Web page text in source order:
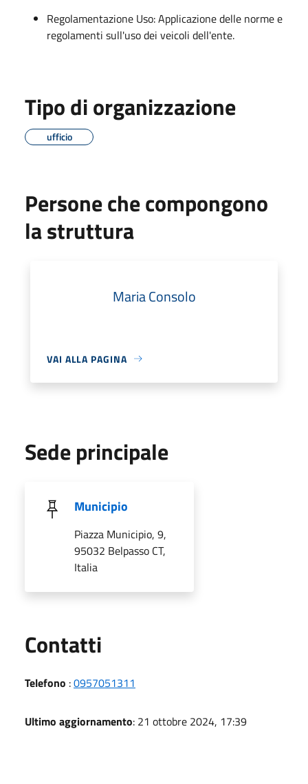
Regolamentazione Uso: Applicazione delle norme e
regolamenti sull'uso dei veicoli dell'ente.
Tipo di organizzazione
ufficio
Persone che compongono
la struttura
Maria Consolo
VAI ALLA PAGINA
Sede principale
Municipio
Piazza Municipio, 9,
95032 Belpasso CT,
Italia
Contatti
Telefono :0957051311
Ultimo aggiornamento: 21 ottobre 2024, 17:39